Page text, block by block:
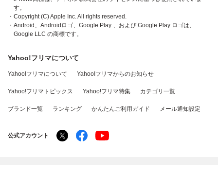
す。
・Copyright (C) Apple Inc. All rights reserved.
・Android、Androidロゴ、Google Play 、および Google Play ロゴは、
Google LLC の商標です。
Yahoo!フリマについて
Yahoo!フリマについて Yahoo!フリマからのお知らせ
Yahoo!フリマトピックス Yahoo!フリマ特集 カテゴリ一覧
ブランド一覧 ランキング かんたんご利用ガイド メール通知設定
公式アカウント